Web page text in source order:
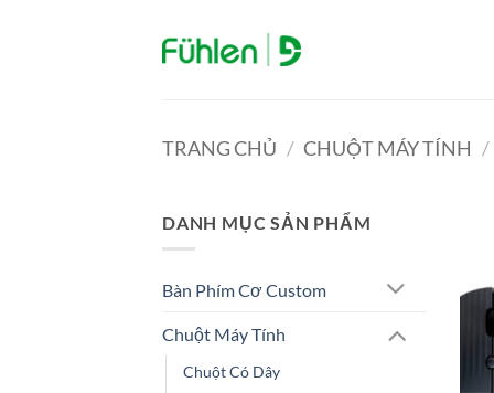
TRANG CHỦ / CHUỘT MÁY TÍNH /
DANH MỤC SẢN PHẨM
Bàn Phím Cơ Custom
Chuột Máy Tính
Chuột Có Dây